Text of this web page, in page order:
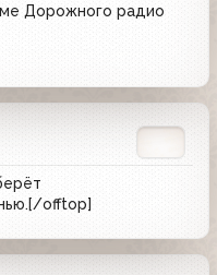
Дорожного радио
offtop]